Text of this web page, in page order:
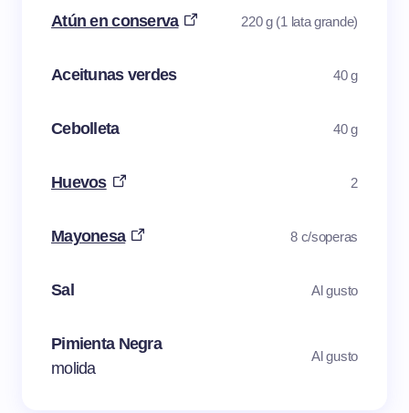
Atún en conserva 220 g (1 lata grande)
Aceitunas verdes 40 g
Cebolleta 40 g
Huevos 2
Mayonesa 8 c/soperas
Sal Al gusto
Pimienta Negra
molida
Al gusto